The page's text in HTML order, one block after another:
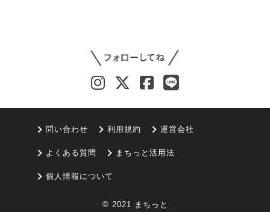
問い合わせ 利用規約 運営会社
よくある質問 まちっと活用法
個人情報について
© 2021 まちっと